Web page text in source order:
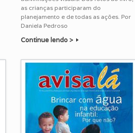
as crianças participaram do
planejamento e de todas as ações. Por
Daniela Pedroso
Continue lendo >